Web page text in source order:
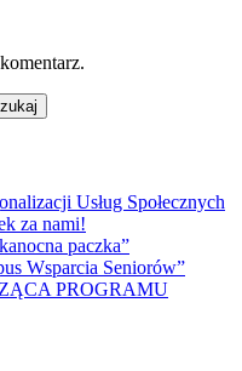
Usług Społecznych
za nami!
paczka”
Wsparcia Seniorów”
PROGRAMU